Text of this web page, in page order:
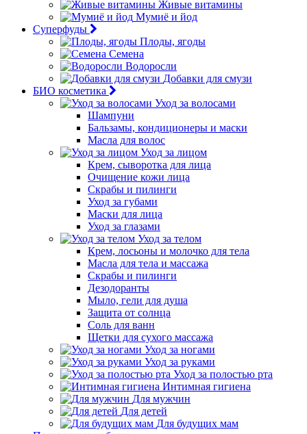
Живые витамины
Мумиё и йод
Суперфуды
Плоды, ягоды
Семена
Водоросли
Добавки для смузи
БИО косметика
Уход за волосами
Шампуни
Бальзамы, кондиционеры и маски
Масла для волос
Уход за лицом
Крем, сыворотка для лица
Очищение кожи лица
Скрабы и пилинги
Уход за губами
Маски для лица
Уход за глазами
Уход за телом
Крем, лосьоны и молочко для тела
Масла для тела и массажа
Скрабы и пилинги
Дезодоранты
Мыло, гели для душа
Защита от солнца
Соль для ванн
Щетки для сухого массажа
Уход за ногами
Уход за руками
Уход за полостью рта
Интимная гигиена
Для мужчин
Для детей
Для будущих мам